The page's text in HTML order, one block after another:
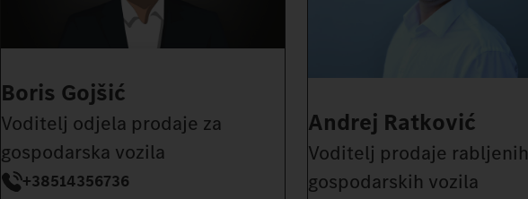
Boris Gojšić
Voditelj odjela prodaje za
gospodarska vozila
+38514356736
Andrej Ratković
Voditelj prodaje rabljenih
gospodarskih vozila